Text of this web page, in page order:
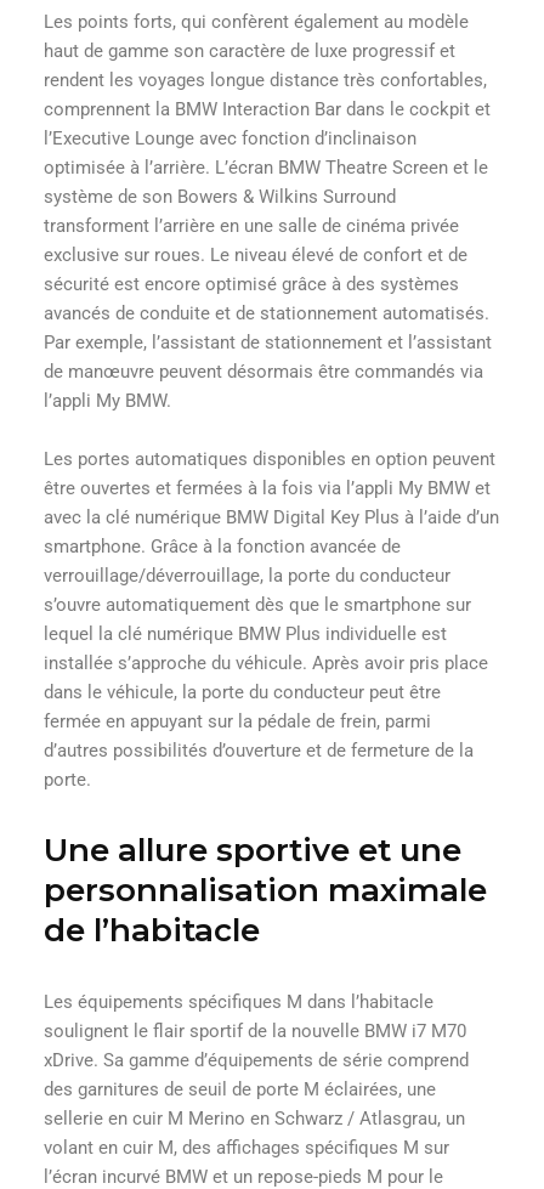
Les points forts, qui confèrent également au modèle
haut de gamme son caractère de luxe progressif et
rendent les voyages longue distance très confortables,
comprennent la BMW Interaction Bar dans le cockpit et
l’Executive Lounge avec fonction d’inclinaison
optimisée à l’arrière. L’écran BMW Theatre Screen et le
système de son Bowers & Wilkins Surround
transforment l’arrière en une salle de cinéma privée
exclusive sur roues. Le niveau élevé de confort et de
sécurité est encore optimisé grâce à des systèmes
avancés de conduite et de stationnement automatisés.
Par exemple, l’assistant de stationnement et l’assistant
de manœuvre peuvent désormais être commandés via
l’appli My BMW.
Les portes automatiques disponibles en option peuvent
être ouvertes et fermées à la fois via l’appli My BMW et
avec la clé numérique BMW Digital Key Plus à l’aide d’un
smartphone. Grâce à la fonction avancée de
verrouillage/déverrouillage, la porte du conducteur
s’ouvre automatiquement dès que le smartphone sur
lequel la clé numérique BMW Plus individuelle est
installée s’approche du véhicule. Après avoir pris place
dans le véhicule, la porte du conducteur peut être
fermée en appuyant sur la pédale de frein, parmi
d’autres possibilités d’ouverture et de fermeture de la
porte.
Une allure sportive et une
personnalisation maximale
de l’habitacle
Les équipements spécifiques M dans l’habitacle
soulignent le flair sportif de la nouvelle BMW i7 M70
xDrive. Sa gamme d’équipements de série comprend
des garnitures de seuil de porte M éclairées, une
sellerie en cuir M Merino en Schwarz / Atlasgrau, un
volant en cuir M, des affichages spécifiques M sur
l’écran incurvé BMW et un repose-pieds M pour le